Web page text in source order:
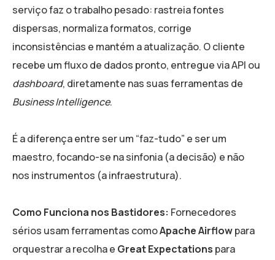
serviço faz o trabalho pesado: rastreia fontes
dispersas, normaliza formatos, corrige
inconsistências e mantém a atualização. O cliente
recebe um fluxo de dados pronto, entregue via API ou
dashboard, diretamente nas suas ferramentas de
Business Intelligence.
É a diferença entre ser um “faz-tudo” e ser um
maestro, focando-se na sinfonia (a decisão) e não
nos instrumentos (a infraestrutura).
Como Funciona nos Bastidores: Fornecedores
sérios usam ferramentas comoApache Airflowpara
orquestrar a recolha e Great Expectations para